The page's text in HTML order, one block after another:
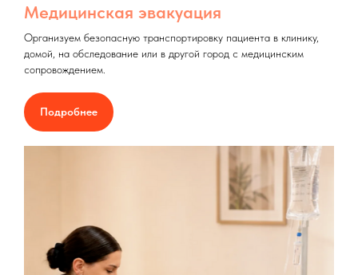
Медицинская эвакуация
Организуем безопасную транспортировку пациента в клинику,
домой, на обследование или в другой город с медицинским
сопровождением.
Подробнее